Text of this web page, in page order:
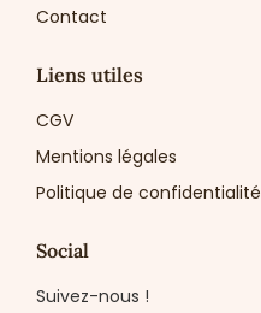
Contact
Liens utiles
CGV
Mentions légales
Politique de confidentialité
Social
Suivez-nous !